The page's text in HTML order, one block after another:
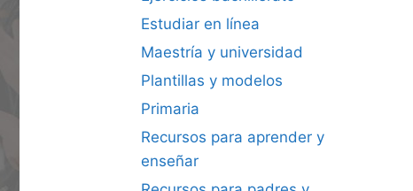
Estudiar en línea
Maestría y universidad
Plantillas y modelos
Primaria
Recursos para aprender y
enseñar